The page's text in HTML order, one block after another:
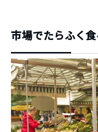
市場でたらふく